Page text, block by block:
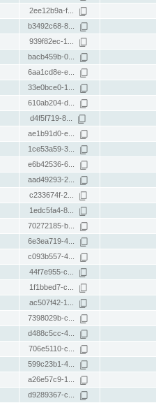
2ee12b9a-f...
b3492c68-8...
939f82ec-1...
bacb459b-0...
6aa1cd8e-e...
33e0bce0-1...
610ab204-d...
d4f5f719-8...
ae1b91d0-e...
1ce53a59-3...
e6b42536-6...
aad49293-2...
c233674f-2...
1edc5fa4-8...
70272185-b...
6e3ea719-4...
c093b557-4...
44f7e955-c...
1f1bbed7-c...
ac507f42-1...
7398029b-c...
d488c5cc-4...
706e5110-c...
599c23b1-4...
a26e57c9-1...
d9289367-c...